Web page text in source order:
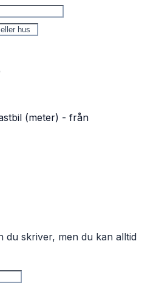
(meter) - från
du skriver, men du kan alltid